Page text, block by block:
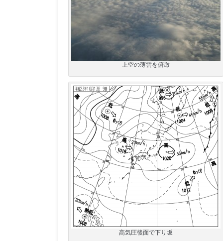
上空の薄雲を俯瞰
高気圧後面で下り坂